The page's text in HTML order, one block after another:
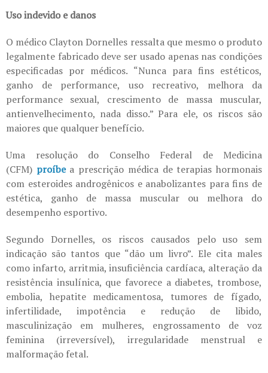
Uso indevido e danos
O médico Clayton Dornelles ressalta que mesmo o produto
legalmente fabricado deve ser usado apenas nas condições
especificadas por médicos. “Nunca para fins estéticos,
ganho de performance, uso recreativo, melhora da
performance sexual, crescimento de massa muscular,
antienvelhecimento, nada disso.” Para ele, os riscos são
maiores que qualquer benefício.
Uma resolução do Conselho Federal de Medicina
(CFM) proíbe a prescrição médica de terapias hormonais
com esteroides androgênicos e anabolizantes para fins de
estética, ganho de massa muscular ou melhora do
desempenho esportivo.
Segundo Dornelles, os riscos causados pelo uso sem
indicação são tantos que “dão um livro”. Ele cita males
como infarto, arritmia, insuficiência cardíaca, alteração da
resistência insulínica, que favorece a diabetes, trombose,
embolia, hepatite medicamentosa, tumores de fígado,
infertilidade, impotência e redução de libido,
masculinização em mulheres, engrossamento de voz
feminina (irreversível), irregularidade menstrual e
malformação fetal.